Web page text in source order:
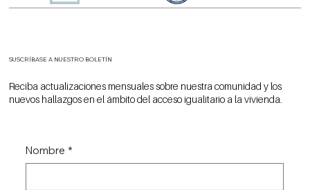
SUSCRÍBASE A NUESTRO BOLETÍN
Reciba actualizaciones mensuales sobre nuestra comunidad y los
nuevos hallazgos en el ámbito del acceso igualitario a la vivienda.
Nombre *